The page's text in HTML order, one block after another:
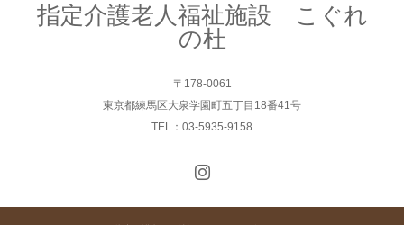
指定介護老人福祉施設 こぐれ
の杜
〒178-0061
東京都練馬区大泉学園町五丁目18番41号
TEL：03-5935-9158